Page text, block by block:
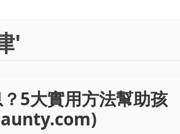
'
5大實用方法幫助孩